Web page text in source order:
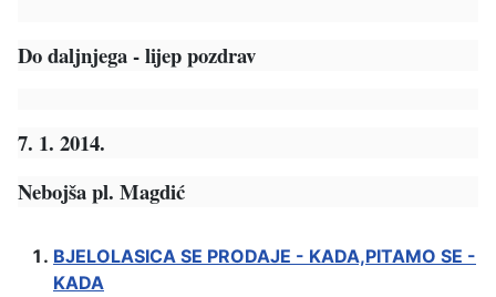
Do daljnjega - lijep pozdrav
7. 1. 2014.
Nebojša pl. Magdić
BJELOLASICA SE PRODAJE - KADA,PITAMO SE -
KADA